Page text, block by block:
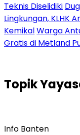
Teknis Diselidiki
Lingkungan, KLHK
KemikalWarga
Gratis di Metland
Topik
Info Banten